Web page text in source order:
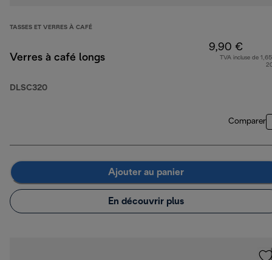
TASSES ET VERRES À CAFÉ
Verres à café longs
DLSC320
9,90 €
TVA incluse de
Comparer
Ajouter au panier
En découvrir plus